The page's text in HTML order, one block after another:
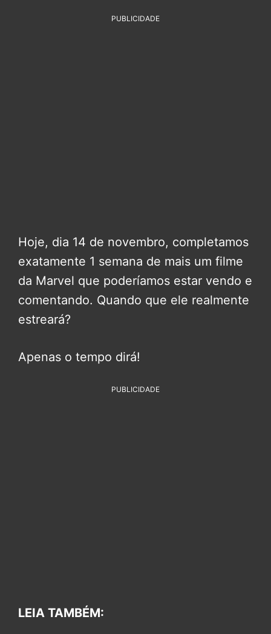
PUBLICIDADE
Hoje, dia 14 de novembro, completamos
exatamente 1 semana de mais um filme
da Marvel que poderíamos estar vendo e
comentando. Quando que ele realmente
estreará?
Apenas o tempo dirá!
PUBLICIDADE
LEIA TAMBÉM: